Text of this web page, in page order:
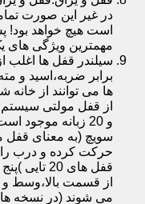
در غیر این صورت
است هیچ خواهد بود!
مهمترین ویژگی
سیلندر قفل ها اغلب
برابر ضربه،اسید و
ها می توانند از
و 20 زبانه
سویچ (به معنای قفل
حرکت کرده و درب را
قفل های
از قسمت بالا،وسط